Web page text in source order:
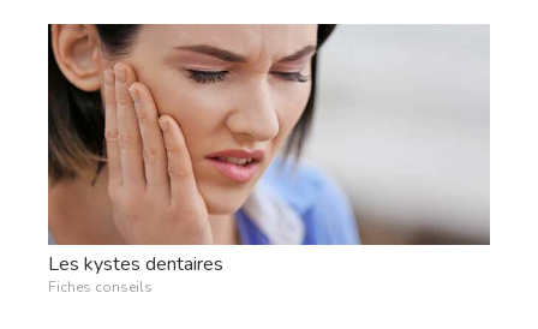
Les kystes dentaires
Fiches conseils